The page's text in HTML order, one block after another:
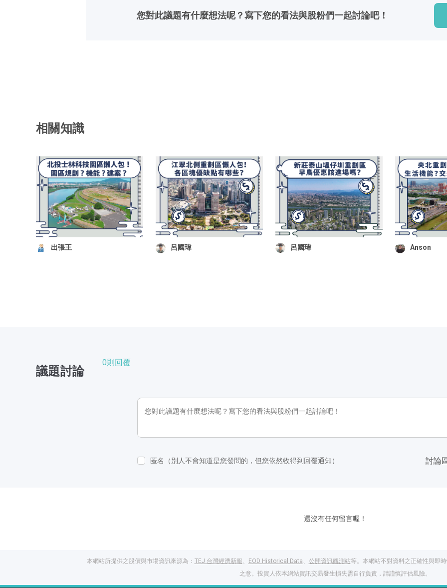
您對此議題有什麼想法呢？寫下您的看法與股粉們一起討論吧！
相關知識
出張王 呂國瑋 呂國瑋 Anson
議題討論
0則回覆
匿名（別人不會知道是您發問的，但您依然收得到回覆通知） 討論
還沒有任何留言喔！
本網站所提供之股價與市場資訊來源為： TEJ 台灣經濟新報、 EOD Historical Data、 公開資訊觀測站等。本網站不對資料之正確性與即
之意。投資人依本網站資訊交易發生損失需自行負責，請謹慎評估風險。